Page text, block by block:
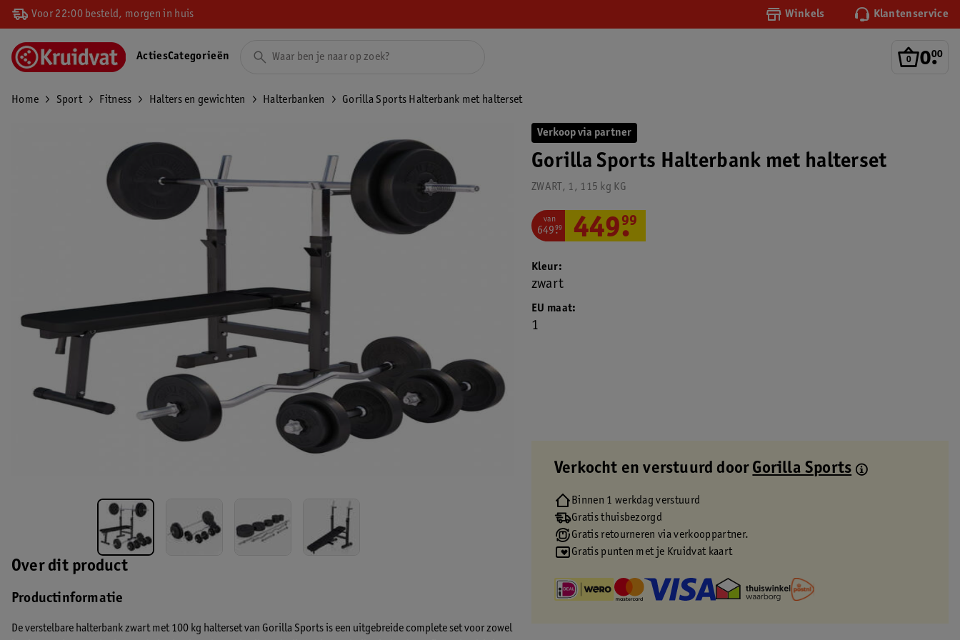
Voor 22:00 besteld, morgen in huis Winkels Klantenservice
0.
00
ActiesCategorieën
Home Sport Fitness Halters en gewichten Halterbanken Gorilla Sports Halterbank met halterset
Over dit product
Productinformatie
De verstelbare halterbank zwart met 100 kg halterset van Gorilla Sports is een uitgebreide complete set voor zowel
Verkoop via partner
Gorilla Sports Halterbank met halterset
ZWART, 1, 115 kg KG
van
649.
99 449.
99
EU maat
1
Kleur
zwart
Verkocht en verstuurd door Gorilla Sports
Binnen 1 werkdag verstuurd
Gratis thuisbezorgd
Gratis retourneren via verkooppartner.
Gratis punten met je Kruidvat kaart